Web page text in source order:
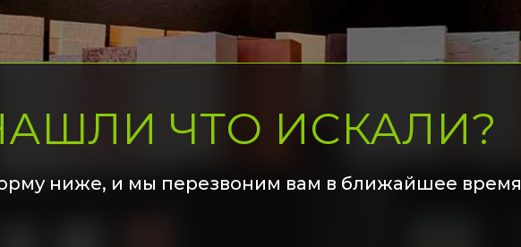
ЧТО ИСКАЛИ?
ниже, и мы перезвоним вам в ближайшее время